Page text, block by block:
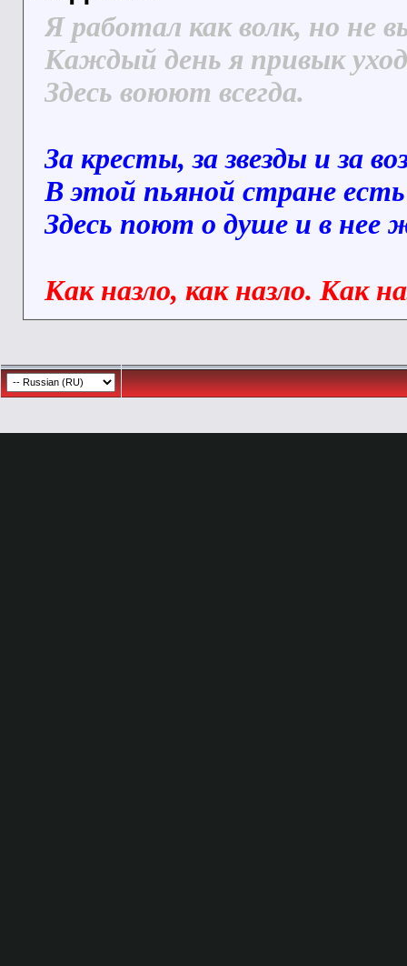
Я работал как волк, но не
Каждый день я привык
Здесь воюют всегда.
За кресты, за звезды и за
В этой пьяной стране
Здесь поют о душе и в
Как назло, как назло. Как